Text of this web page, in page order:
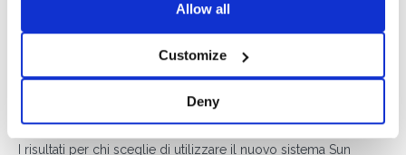
Allow all
Customize
Deny
Di fatto questo sistema semplifica e agevola l’installazione
dell’impianto fotovoltaico su coperture piane. Le zavorre sono
dotate di un dente che fa da alloggio al modulo impedendone
lo svincolamento migliorando la tenuta. La distanza tra le file è
data dalla misura del modulo, quindi, mettendo in squadro la
prima fila, il resto viene da sé, più semplice e veloce che mai.
I risultati per chi sceglie di utilizzare il nuovo sistema Sun